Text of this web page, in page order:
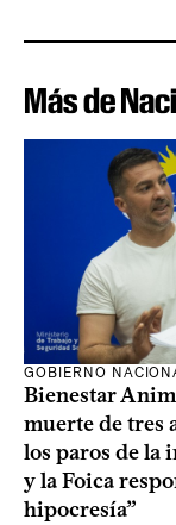
Más de
GOBIERNO
Bienestar
muerte de tres
los paros de
y la Foica
hipocresía”